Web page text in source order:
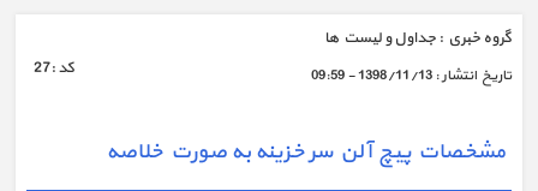
گروه خبري : جداول و لیست ها
تاريخ انتشار : 1398/11/13 - 09:59 كد :27
مشخصات پیچ آلن سر خزینه به صورت خلاصه